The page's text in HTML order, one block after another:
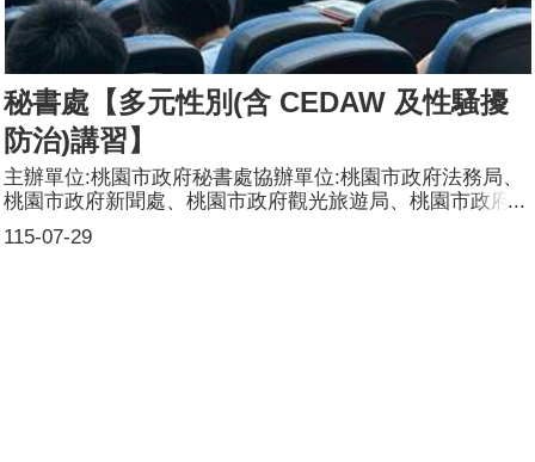
秘書處【多元性別(含 CEDAW 及性騷擾
防治)講習】
115-07-29
主辦單位:桃園市政府秘書處協辦單位:桃園市政府法務局、
桃園市政府新聞處、桃園市政府觀光旅遊局、桃園市政府智
慧城鄉發展委員會課程/活動日期:115 年 6 月 16 日(星期二)
課程/活動名稱:多元性別(含 CEDAW 及性騷擾防治)講習課